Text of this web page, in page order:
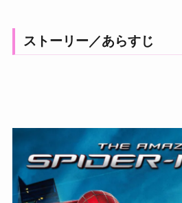
ストーリー／あらすじ